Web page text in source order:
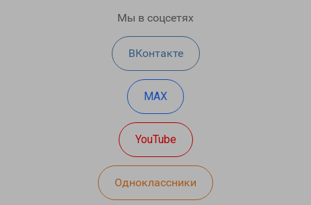
Мы в соцсетях
ВКонтакте
MAX
YouTube
Одноклассники